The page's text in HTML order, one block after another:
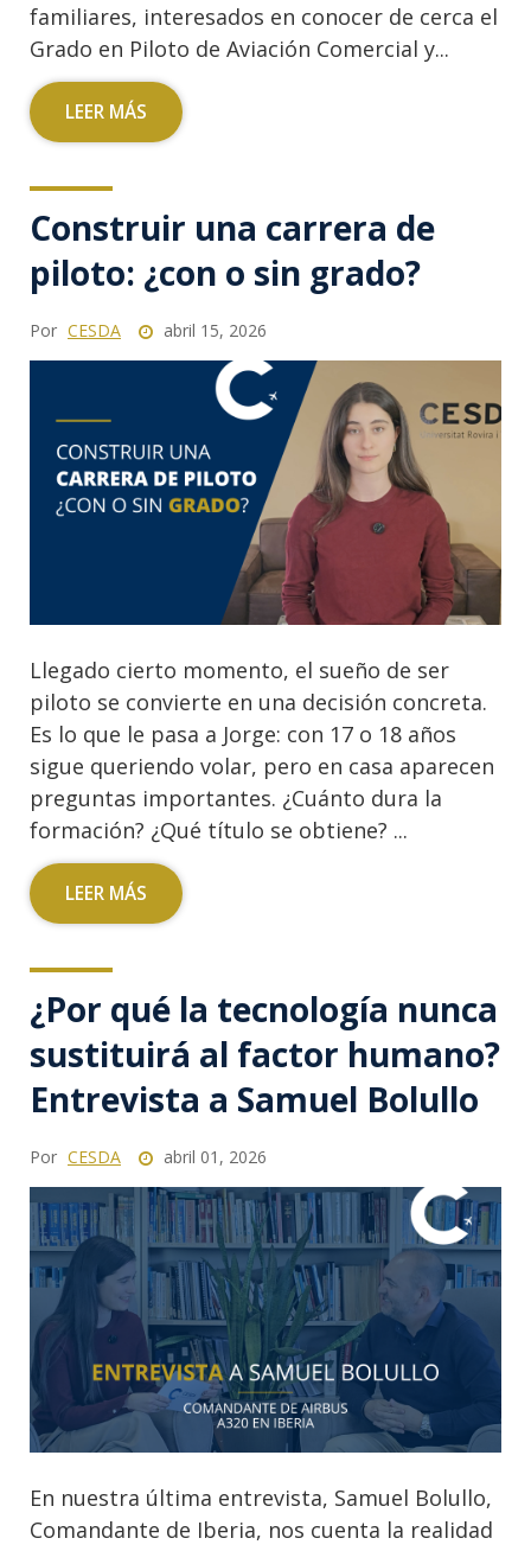
familiares, interesados en conocer de cerca el
Grado en Piloto de Aviación Comercial y...
LEER MÁS
Construir una carrera de
piloto: ¿con o sin grado?
Por CESDA abril 15, 2026
Llegado cierto momento, el sueño de ser
piloto se convierte en una decisión concreta.
Es lo que le pasa a Jorge: con 17 o 18 años
sigue queriendo volar, pero en casa aparecen
preguntas importantes. ¿Cuánto dura la
formación? ¿Qué título se obtiene? ...
LEER MÁS
¿Por qué la tecnología nunca
sustituirá al factor humano?
Entrevista a Samuel Bolullo
Por CESDA abril 01, 2026
En nuestra última entrevista, Samuel Bolullo,
Comandante de Iberia, nos cuenta la realidad